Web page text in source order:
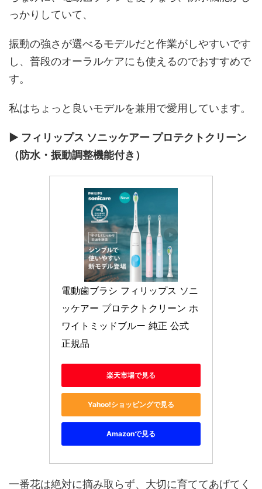
っかりしていて、
振動の強さが選べるモデルだと作業がしやすいです
し、普段のオーラルケアにも使えるのでおすすめで
す。
私はちょっと良いモデルを兼用で愛用しています。
▶︎ フィリップス ソニッケアー プロテクトクリーン
（防水・振動調整機能付き）
電動歯ブラシ フィリップス ソニ
ッケアー プロテクトクリーン ホ
ワイトミッドブルー 純正 公式
正規品
楽天市場で見る
Yahoo!ショッピングで見る
Amazonで見る
一番花は絶対に摘み取らず、大切に育ててあげてく